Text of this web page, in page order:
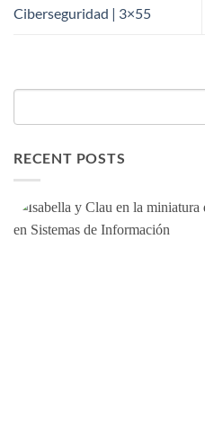
Ciberseguridad | 3×55
RECENT POSTS